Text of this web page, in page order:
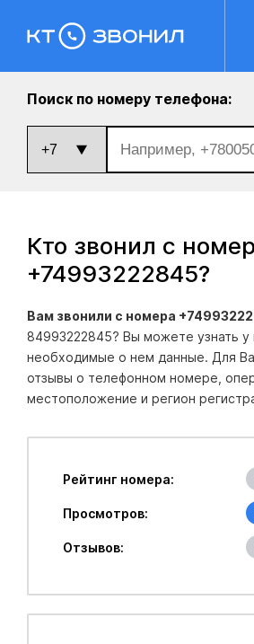
Поиск по номеру телефона:
Кто звонил с
+74993222845?
Вам звонили с номера
84993222845? Вы можете узнать у
необходимые о нем данные. Для
отзывы о телефонном номере,
местоположение и регион
Рейтинг номера:
Просмотров:
Отзывов: